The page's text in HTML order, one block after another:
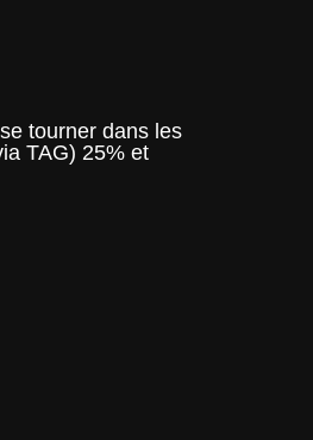
tourner dans les
TAG) 25% et